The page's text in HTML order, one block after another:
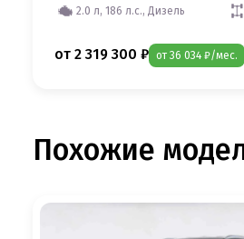
2.0 л, 186 л.с., Дизель
от 2 319 300 ₽ от 36 034 ₽/мес.
Похожие